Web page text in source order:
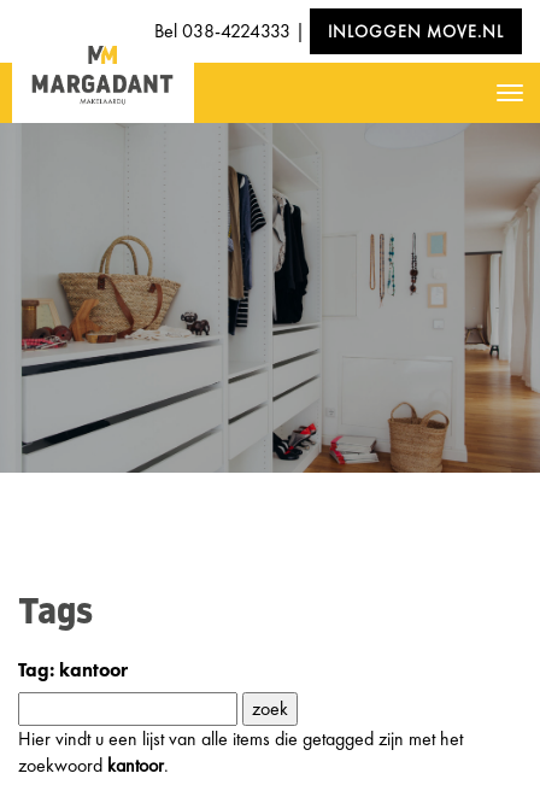
Bel038-4224333 | INLOGGEN MOVE.NL
Tags
Tag: kantoor
Hier vindt u een lijst van alle items die getagged zijn met het
zoekwoord kantoor.